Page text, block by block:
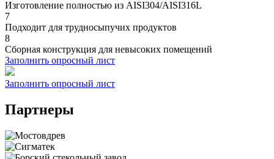
Изготовление полностью из AISI304/AISI316L
7
Подходит для трудносыпучих продуктов
8
Сборная конструкция для невысоких помещений
Заполнить опросный лист
Заполнить опросный лист
Партнеры